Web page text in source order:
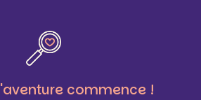
commence !